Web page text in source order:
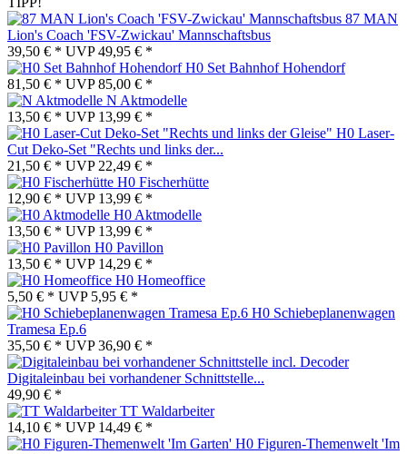
87 MAN
Lion's Coach 'FSV-Zwickau' Mannschaftsbus
39,50 € * UVP49,95 € *
H0 Set Bahnhof Hohendorf
81,50 € * UVP85,00 € *
N Aktmodelle
13,50 € * UVP 13,99 € *
H0 Laser-
Cut Deko-Set "Rechts und links der...
21,50 € * UVP 22,49 € *
H0 Fischerhütte
12,90 € * UVP 13,99 € *
H0 Aktmodelle
13,50 € * UVP 13,99 € *
H0 Pavillon
13,50 € * UVP 14,29 € *
H0 Homeoffice
5,50 € * UVP 5,95 € *
H0 Schiebeplanenwagen
Tramesa Ep.6
35,50 € * UVP36,90 € *
Digitaleinbau bei vorhandener Schnittstelle...
49,90 € *
TT Waldarbeiter
14,10 € * UVP 14,49 € *
H0 Figuren-Themenwelt 'Im